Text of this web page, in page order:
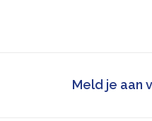
Meld je aan